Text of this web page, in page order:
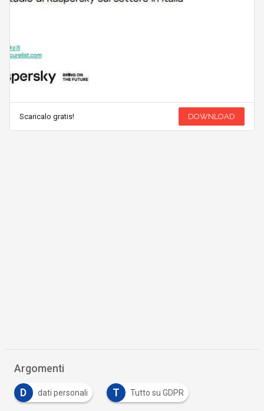
Scaricalo gratis! DOWNLOAD
Argomenti
D dati personali T Tutto su GDPR